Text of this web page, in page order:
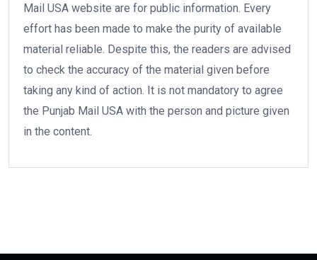
Mail USA website are for public information. Every
effort has been made to make the purity of available
material reliable. Despite this, the readers are advised
to check the accuracy of the material given before
taking any kind of action. It is not mandatory to agree
the Punjab Mail USA with the person and picture given
in the content.